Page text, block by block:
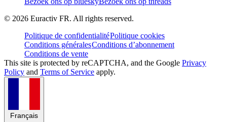
© 2026 Euractiv FR. All rights reserved.
Politique de confidentialitéPolitique cookies
Conditions généralesConditions d’abonnement
Conditions de vente
This site is protected by reCAPTCHA, and the Google Privacy
Policy and Terms of Service apply.
Français